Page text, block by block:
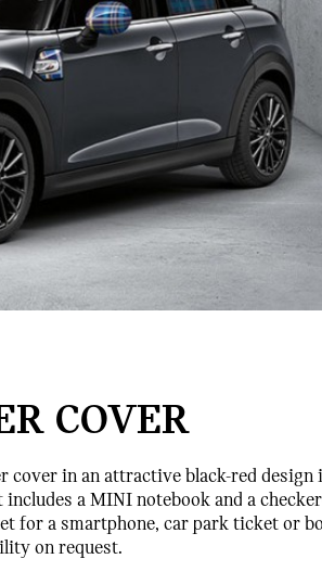
COVER
cover in an attractive black-red design
a MINI notebook and a
for a smartphone, car park ticket or
on request.